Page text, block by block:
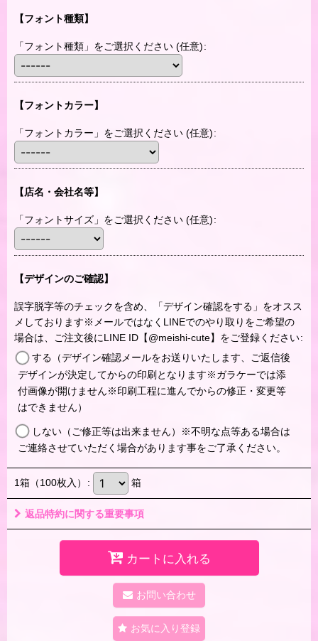
【フォント種類】
「フォント種類」をご選択ください (任意):
【フォントカラー】
「フォントカラー」をご選択ください (任意):
【店名・会社名等】
「フォントサイズ」をご選択ください (任意):
【デザインのご確認】
誤字脱字等のチェックを含め、「デザイン確認をする」をオスス
メしております※メールではなくLINEでのやり取りをご希望の
場合は、ご注文後にLINE ID【@meishi-cute】をご登録ください:
する（デザイン確認メールをお送りいたします、ご返信後
デザインが決定してからの印刷となります※ガラケーでは添
付画像が開けません※印刷工程に進んでからの修正・変更等
はできません）
しない（ご修正等は出来ません）※不明な点等ある場合は
ご連絡させていただく場合があります事をご了承ください。
1箱（100枚入） : 箱
返品特約に関する重要事項
カートに入れる
お問い合わせ
お気に入り登録